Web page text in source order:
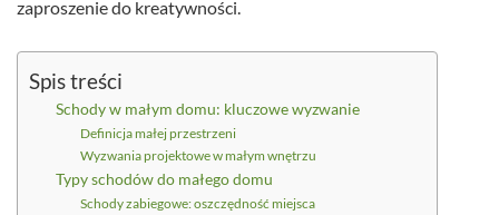
zaproszenie do kreatywności.
Spis treści
Schody w małym domu: kluczowe wyzwanie
Definicja małej przestrzeni
Wyzwania projektowe w małym wnętrzu
Typy schodów do małego domu
Schody zabiegowe: oszczędność miejsca